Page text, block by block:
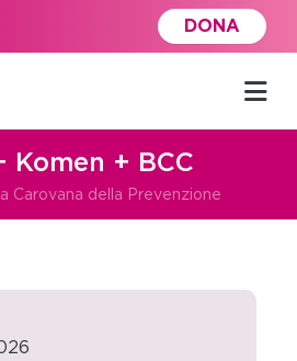
DONA
Komen + BCC
Carovana della Prevenzione